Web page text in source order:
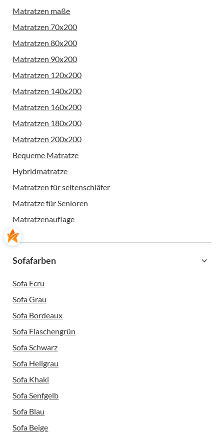
Matratzen maße
Matratzen 70x200
Matratzen 80x200
Matratzen 90x200
Matratzen 120x200
Matratzen 140x200
Matratzen 160x200
Matratzen 180x200
Matratzen 200x200
Bequeme Matratze
Hybridmatratze
Matratzen für seitenschläfer
Matratze für Senioren
Matratzenauflage
Sofafarben
Sofa Ecru
Sofa Grau
Sofa Bordeaux
Sofa Flaschengrün
Sofa Schwarz
Sofa Hellgrau
Sofa Khaki
Sofa Senfgelb
Sofa Blau
Sofa Beige